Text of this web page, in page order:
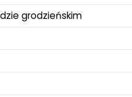
grodzieńskim